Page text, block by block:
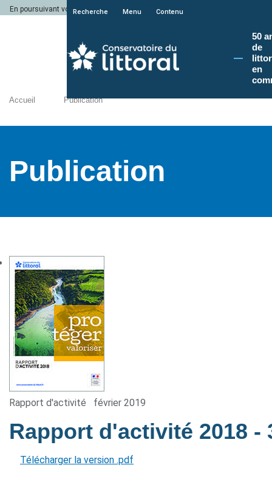
En poursuivant votre navigation sur le site du Conservatoire du littoral, vous
Recherche Menu Contenu
50
de
en
Accueil Publication
Publication
Rapport d'activité février 2019
Rapport d'activité 2018 -
Télécharger la version .pdf